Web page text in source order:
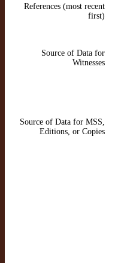
References (most recent
first)
Source of Data for
Witnesses
Source of Data for MSS,
Editions, or Copies